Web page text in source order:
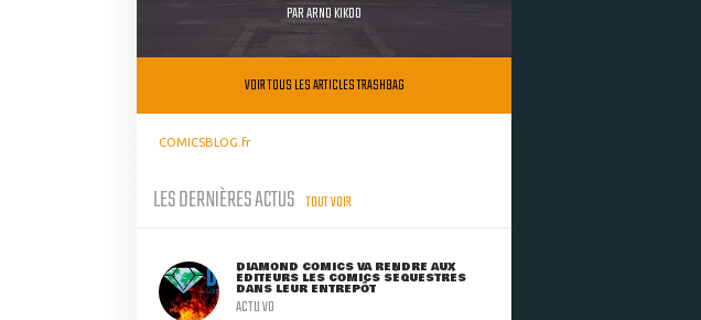
PARARNO KIKOO
VOIR TOUS LES ARTICLES TRASHBAG
COMICSBLOG.fr
LES DERNIÈRES ACTUS TOUT VOIR
DIAMOND COMICS VA RENDRE AUX
ÉDITEURS LES COMICS SÉQUESTRÉS
DANS LEUR ENTREPÔT
ACTU VO